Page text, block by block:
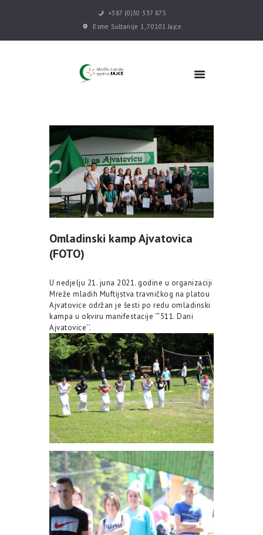
+387 (0)30 337 875
Esme Sultanije 1, 70101 Jajce
POČETNA
DŽEMATI
MEKTEB
ASOCIJACIJE
USLUGE
MULTIMEDIJA
KONTAKT
DONACIJE
Omladinski kamp Ajvatovica
(FOTO)
U nedjelju 21. juna 2021. godine u organizaciji
Mreže mladih Muftijstva travničkog na platou
Ajvatovice održan je šesti po redu omladinski
kampa u okviru manifestacije ‘”511. Dani
Ajvatovice’’.